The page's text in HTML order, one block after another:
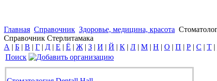
Главная Справочник Здоровье, медицина, красота
Справочник Стерлитамака
А | Б | В | Г | Д | Е | Ё | Ж | З | И | Й | К | Л | М | Н | О | П | Р | С | Т |
Поиск